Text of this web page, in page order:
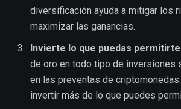
diversificación ayuda a mitigar los
maximizar las ganancias.
Invierte lo que puedas
de oro en todo tipo de inversiones
en las preventas de
invertir más de lo que puedes